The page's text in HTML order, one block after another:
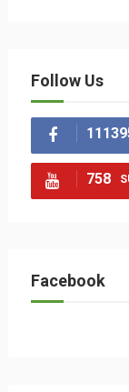
Follow Us
758
Facebook